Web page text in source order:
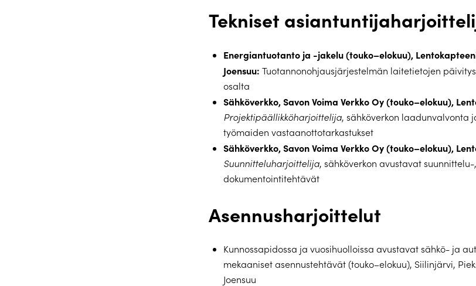
Tekniset
Energiantuotanto ja -jakelu (touko–elokuu),
Joensuu: Tuotannonohjausjärjestelmän laitetietojen
osalta
Sähköverkko, Savon Voima Verkko Oy (touko–elokuu),
Projektipäällikköharjoittelija, sähköverkon laadunvalvonta
työmaiden vastaanottotarkastukset
Sähköverkko, Savon Voima Verkko Oy (touko–elokuu),
Suunnitteluharjoittelija, sähköverkon avustavat
dokumentointitehtävät
Asennusharjoittelut
Kunnossapidossa ja vuosihuolloissa avustavat sähkö- ja
mekaaniset asennustehtävät (touko–elokuu), Siilinjärvi,
Joensuu